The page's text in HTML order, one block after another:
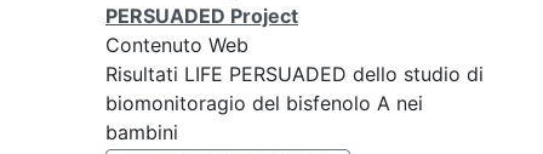
PERSUADED Project
Contenuto Web
Risultati LIFE PERSUADED dello studio di
biomonitoragio del bisfenolo A nei
bambini